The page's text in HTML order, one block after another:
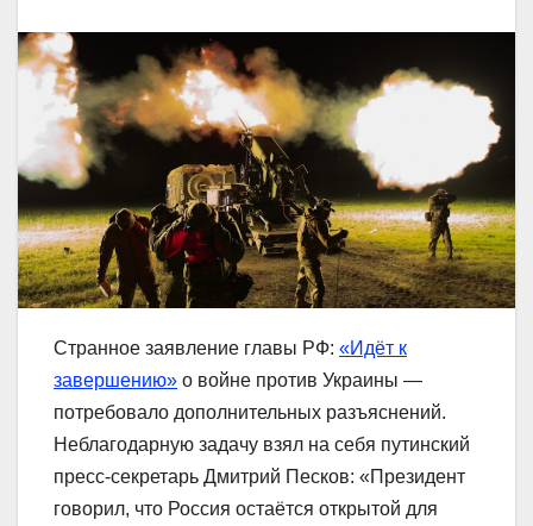
Странное заявление главы РФ: «Идёт к
завершению» о войне против Украины —
потребовало дополнительных разъяснений.
Неблагодарную задачу взял на себя путинский
пресс-секретарь Дмитрий Песков: «Президент
говорил, что Россия остаётся открытой для